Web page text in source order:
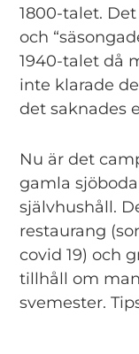
1800-talet.
och
1940-talet då
inte klarade
det saknades
Nu är det
gamla
självhushåll.
restaurang
covid 19) och
tillhåll om
svemester.